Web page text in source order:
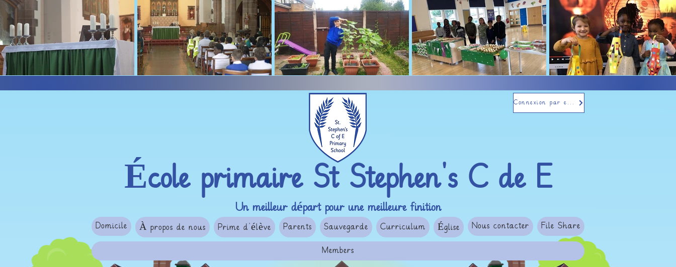
Connexion par e-mail
École primaire St Stephen's C de E
Un meilleur départ pour une meilleure finition
Domicile À propos de nous Prime d'élève Parents Sauvegarde Curriculum Église Nous contacter File Share
Members